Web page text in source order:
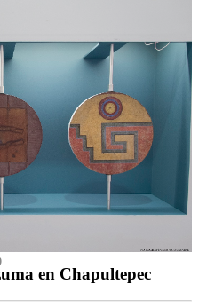
en Chapultepec